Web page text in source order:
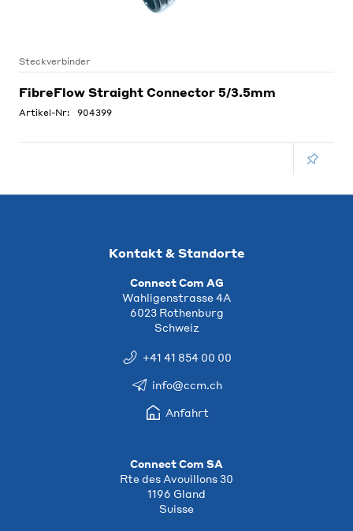
Steckverbinder
FibreFlow Straight Connector 5/3.5mm
Artikel-Nr: 904399
Kontakt & Standorte
Connect Com AG
Wahligenstrasse 4A
6023 Rothenburg
Schweiz
+41 41 854 00 00
info@ccm.ch
Anfahrt
Connect Com SA
Rte des Avouillons 30
1196 Gland
Suisse